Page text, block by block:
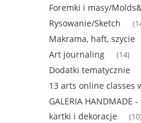
Foremki i masy/
Rysowanie/Sketch
Makrama, haft, szycie
Art journaling (14)
Dodatki tematycznie
13 arts online classes
GALERIA HANDMADE
kartki i dekoracje